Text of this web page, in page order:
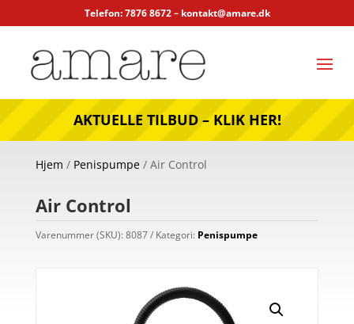
Telefon: 7876 8672 – kontakt@amare.dk
AKTUELLE TILBUD – KLIK HER!
Hjem / Penispumpe/ Air Control
Air Control
Varenummer (SKU): 8087 Kategori: Penispumpe